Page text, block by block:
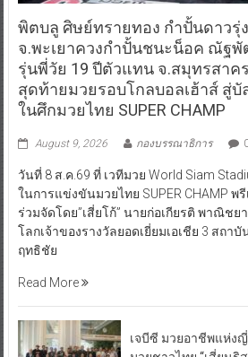
พิตบลู ศิษย์ทรายทอง กำปั้นดาวรุ่
จ.พะเยาควงกำปั้นชนะน็อค ณัฐ
รุ่นพี่วัย 19 ปีตัวแทน จ.สมุทรสาค
สุดท้ายมวยรอบโกลบอลเฮ้าส์ สู่บั
ในศึกมวยไทย SUPER CHAMP
August 9, 2026 กองบรรณาธิการ
วันที่ 8 ส.ค.69 ที่ เวทีมวย World Siam
ในการแข่งขันมวยไทย SUPER CHAMP พ
ร่วมจัดโดย”เสี่ยโก้” นายก่อเกียรติ พาณิช
โลกเจ้าของรางวัลยอดเยี่ยมเอเชีย 3 สถาบั
ฤทธิชัย
Read More
เจบีซี มวยอาชีพแห่